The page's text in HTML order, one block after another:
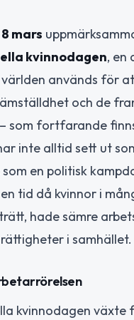
8 mars
kvinnodagen, en
används för
och de
som fortfarande
inte alltid sett ut
en politisk
tid då kvinnor i
hade sämre
i samhället.
kvinnodagen växte